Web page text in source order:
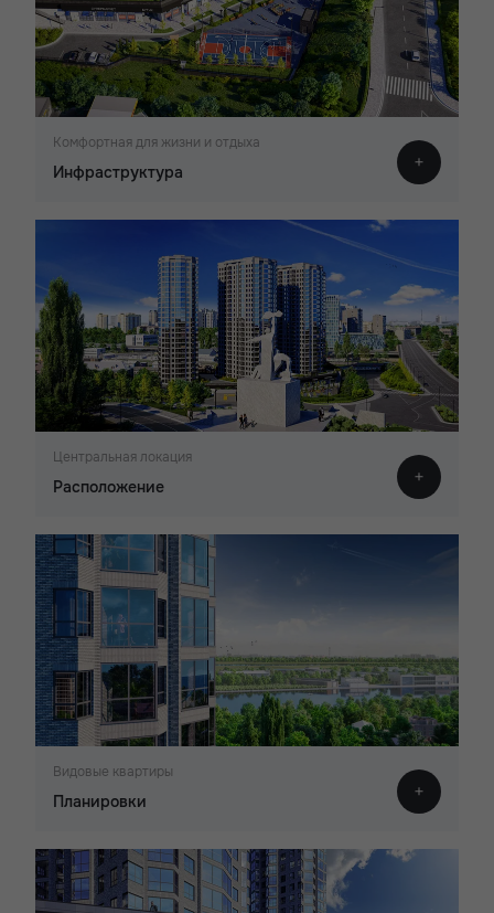
Комфортная для жизни и отдыха
Инфраструктура
Центральная локация
Расположение
Видовые квартиры
Планировки